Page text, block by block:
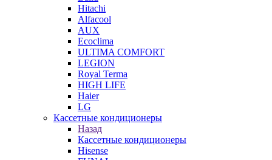
Hitachi
Alfacool
AUX
Ecoclima
ULTIMA COMFORT
LEGION
Royal Terma
HIGH LIFE
Haier
LG
Кассетные кондиционеры
Назад
Кассетные кондиционеры
Hisense